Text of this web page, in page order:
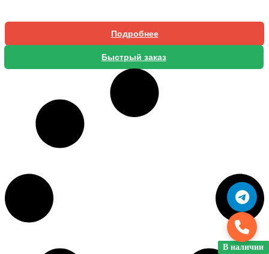
В наличии
В наличии
В наличии
В наличии
В наличии
В наличии
В наличии
В наличии
Подробнее
Быстрый заказ